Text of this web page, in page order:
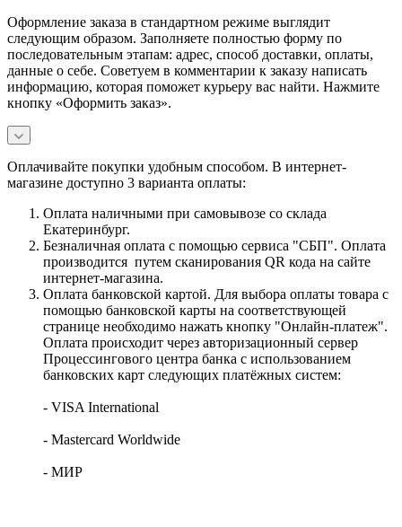
Оформление заказа в стандартном режиме выглядит
следующим образом. Заполняете полностью форму по
последовательным этапам: адрес, способ доставки, оплаты,
данные о себе. Советуем в комментарии к заказу написать
информацию, которая поможет курьеру вас найти. Нажмите
кнопку «Оформить заказ».
Оплачивайте покупки удобным способом. В интернет-
магазине доступно 3 варианта оплаты:
Оплата наличными при самовывозе со склада
Екатеринбург.
Безналичная оплата с помощью сервиса "СБП". Оплата
производится путем сканирования QR кода на сайте
интернет-магазина.
Оплата банковской картой. Для выбора оплаты товара с
помощью банковской карты на соответствующей
странице необходимо нажать кнопку "Онлайн-платеж".
Оплата происходит через авторизационный сервер
Процессингового центра банка с использованием
банковских карт следующих платёжных систем:
- VISA International
- Mastercard Worldwide
- МИР